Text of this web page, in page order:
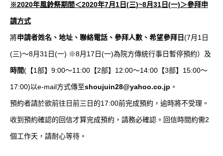
※2020年風鈴祭期間＜2020年7月1日(三)~8月31日(一)＞參拜申
請方式
將申請者姓名、地址、聯絡電話、參拜人數、希望參拜日(7月1日
(三)〜8月31日(一) ※8月17日(一)為院方傳統行事日暫停預約）及
時間(【1部】9:00〜11:00【2部】12:00〜14:00【3部】15:00〜
17:00)以e-mail方式傳至shoujuin28@yahoo.co.jp 。
預約者請於欲前往日前三日的17:00前完成預約，逾時將不受理。
收到預約確認的回信才算完成預約，請務必確認。回信時間約需2
個工作天，請耐心等待。